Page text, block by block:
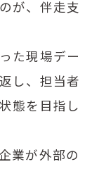
が、伴走支
た現場デー
し、担当者
態を目指し
業が外部の